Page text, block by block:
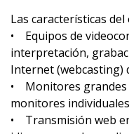
Las características
• Equipos de
interpretación,
Internet (webcasting)
• Monitores grandes
monitores
• Transmisión web